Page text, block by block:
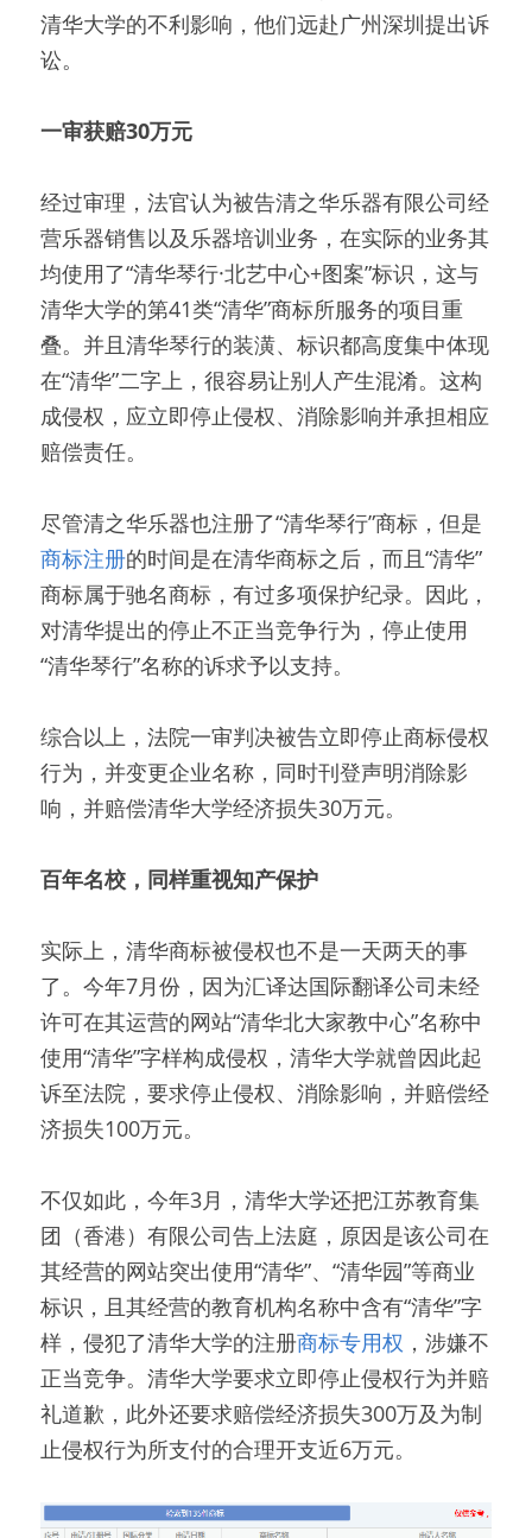
清华大学的不利影响，他们远赴广州深圳提出诉
讼。
一审获赔30万元
经过审理，法官认为被告清之华乐器有限公司经
营乐器销售以及乐器培训业务，在实际的业务其
均使用了“清华琴行·北艺中心+图案”标识，这与
清华大学的第41类“清华”商标所服务的项目重
叠。并且清华琴行的装潢、标识都高度集中体现
在“清华”二字上，很容易让别人产生混淆。这构
成侵权，应立即停止侵权、消除影响并承担相应
赔偿责任。
尽管清之华乐器也注册了“清华琴行”商标，但是
商标注册的时间是在清华商标之后，而且“清华”
商标属于驰名商标，有过多项保护纪录。因此，
对清华提出的停止不正当竞争行为，停止使用
“清华琴行”名称的诉求予以支持。
综合以上，法院一审判决被告立即停止商标侵权
行为，并变更企业名称，同时刊登声明消除影
响，并赔偿清华大学经济损失30万元。
百年名校，同样重视知产保护
实际上，清华商标被侵权也不是一天两天的事
了。今年7月份，因为汇译达国际翻译公司未经
许可在其运营的网站“清华北大家教中心”名称中
使用“清华”字样构成侵权，清华大学就曾因此起
诉至法院，要求停止侵权、消除影响，并赔偿经
济损失100万元。
不仅如此，今年3月，清华大学还把江苏教育集
团（香港）有限公司告上法庭，原因是该公司在
其经营的网站突出使用“清华”、“清华园”等商业
标识，且其经营的教育机构名称中含有“清华”字
样，侵犯了清华大学的注册商标专用权 ，涉嫌不
正当竞争。清华大学要求立即停止侵权行为并赔
礼道歉，此外还要求赔偿经济损失300万及为制
止侵权行为所支付的合理开支近6万元。